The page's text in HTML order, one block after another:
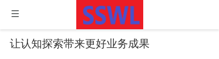
让认知探索带来更好业务成果